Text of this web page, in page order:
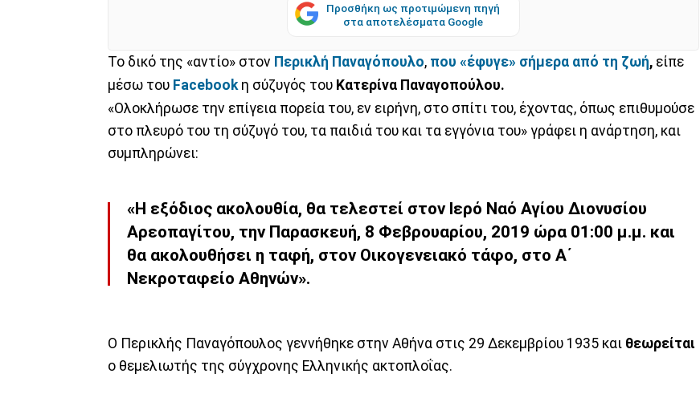
Προσθήκη ως προτιμώμενη πηγή
στα αποτελέσματα Google
Το δικό της «αντίο» στον Περικλή Παναγόπουλο, που «έφυγε» σήμερα από τη ζωή, είπε
μέσω του Facebook η σύζυγός του Κατερίνα Παναγοπούλου.
«Ολοκλήρωσε την επίγεια πορεία του, εν ειρήνη, στο σπίτι του, έχοντας, όπως επιθυμούσε
στο πλευρό του τη σύζυγό του, τα παιδιά του και τα εγγόνια του» γράφει η ανάρτηση, και
συμπληρώνει:
«Η εξόδιος ακολουθία, θα τελεστεί στον Ιερό Ναό Αγίου Διονυσίου
Αρεοπαγίτου, την Παρασκευή, 8 Φεβρουαρίου, 2019 ώρα 01:00 μ.μ. και
θα ακολουθήσει η ταφή, στον Οικογενειακό τάφο, στο Α΄
Νεκροταφείο Αθηνών».
Ο Περικλής Παναγόπουλος γεννήθηκε στην Αθήνα στις 29 Δεκεμβρίου 1935 και θεωρείται
ο θεμελιωτής της σύγχρονης Ελληνικής ακτοπλοΐας.